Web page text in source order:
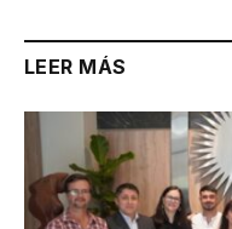
LEER MÁS